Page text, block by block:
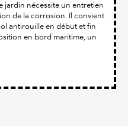
jardin nécessite un entretien
de la corrosion. Il convient
antirouille en début et fin
en bord maritime, un